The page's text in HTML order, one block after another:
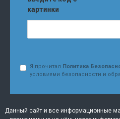
картинки
Я прочитал Политика
условиями безопасности и
Данный сайт и все информационные